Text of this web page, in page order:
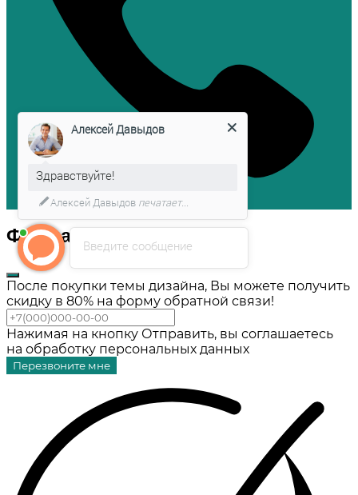
Форма обратной связи
После покупки темы дизайна, Вы можете получить
скидку в 80% на форму обратной связи!
Нажимая на кнопку Отправить, вы соглашаетесь
на обработку персональных данных
Перезвоните мне
Введите сообщение
Алексей Давыдов
Здравствуйте!
Алексей Давыдов печатает...